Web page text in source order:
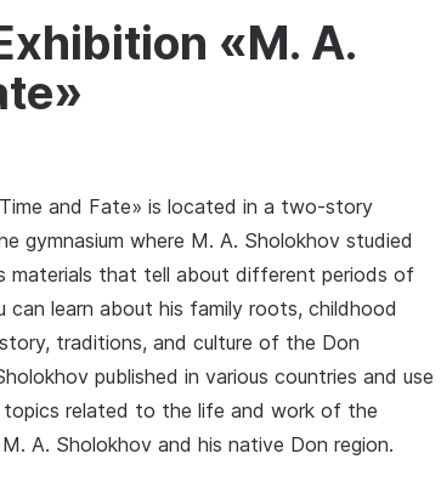
«M. A.
and Fate» is located in a two-story
gymnasium where M. A. Sholokhov studied
materials that tell about different periods of
learn about his family roots, childhood
traditions, and culture of the Don
published in various countries and use
related to the life and work of the
A. Sholokhov and his native Don region.